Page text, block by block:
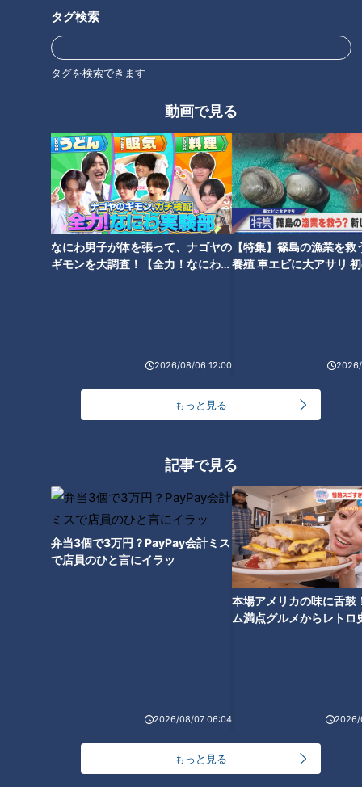
タグ検索
タグを検索できます
動画で見る
なにわ男子が体を張って、ナゴヤの
ギモンを大調査！【全力！なにわ実
2026/08/06 12:00
【特集】篠島の漁業を救
養殖 車エビに大アサリ
もっと見る
記事で見る
弁当3個で3万円？PayPay会計ミス
で店員のひと言にイラッ
2026/08/07 06:04
本場アメリカの味に舌鼓
ム満点グルメからレトロ
2026/
もっと見る
宝しますよね。美味しいし」
スイカは90％以上が水分で、身体の熱を逃がすカリウムも豊
富で、汗をかく季節の水分・栄養補給にもピッタリ。
でもいくら気温が上がり始めてきたとはいえ、季節感でいうと
ちょっと早いような？と首を傾げる小高。
「いまこの時期に出回っているのは熊本スイカです。熊本スイ
カは繊維が細かくて、食べるとシュワシュワっとした食感がし
ます。スイカは県によって出荷の時期が異なりますが、熊本ス
イカは毎年4月頃から出ていますよ」（Bさん）
小高「そういえばスイカに限らず農産物って、産地リレーで旬
産地リレーとは、季節の移り変わりや南北に長い日本の地形特
農産物を安定的に供給する仕組みです。
荷することで、ほぼ1年中美味しいスイカを食べることができ
るのです。
同じ品種でも育つ土地や季節によって風味や甘みに違いが出る
ようなので、食べ比べて自分好みのスイカを見つけるのも面白
「うちは妻とふたり暮らしなので、スイカはもっぱらカットス
イカです。ふたりで2日くらいかけて食べています。